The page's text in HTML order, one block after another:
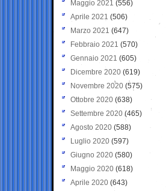
Maggio 2021 (556)
Aprile 2021 (506)
Marzo 2021 (647)
Febbraio 2021 (570)
Gennaio 2021 (605)
Dicembre 2020 (619)
Novembre 2020 (575)
Ottobre 2020 (638)
Settembre 2020(465)
Agosto 2020 (588)
Luglio 2020 (597)
Giugno 2020 (580)
Maggio 2020 (618)
Aprile 2020 (643)